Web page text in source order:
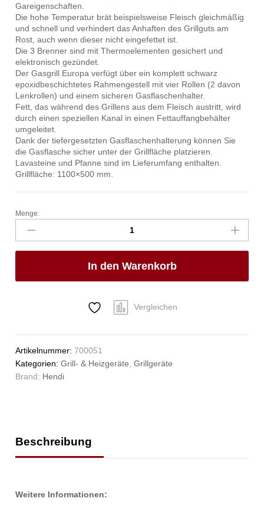
Gareigenschaften.
Die hohe Temperatur brät beispielsweise Fleisch gleichmäßig
und schnell und verhindert das Anhaften des Grillguts am
Rost, auch wenn dieser nicht eingefettet ist.
Die 3 Brenner sind mit Thermoelementen gesichert und
elektronisch gezündet.
Der Gasgrill Europa verfügt über ein komplett schwarz
epoxidbeschichtetes Rahmengestell mit vier Rollen (2 davon
Lenkrollen) und einem sicheren Gasflaschenhalter.
Fett, das während des Grillens aus dem Fleisch austritt, wird
durch einen speziellen Kanal in einen Fettauffangbehälter
umgeleitet.
Dank der tiefergesetzten Gasflaschenhalterung können Sie
die Gasflasche sicher unter der Grillfläche platzieren.
Lavasteine und Pfanne sind im Lieferumfang enthalten.
Grillfläche: 1100×500 mm.
Gasgrill
Europa,
HENDI,
21,6kW,
1260x580x(H)900mm
Anzahl
Menge:
In den Warenkorb
Vergleichen
Artikelnummer:700051
Kategorien:Grill- & Heizgeräte ,Grillgeräte
Brand: Hendi
Beschreibung
Weitere Informationen: